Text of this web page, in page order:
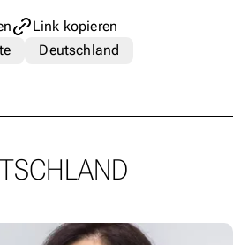
Link kopieren
Deutschland